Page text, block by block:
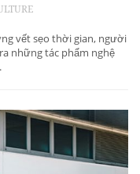
vết sẹo thời gian, người
những tác phẩm nghệ